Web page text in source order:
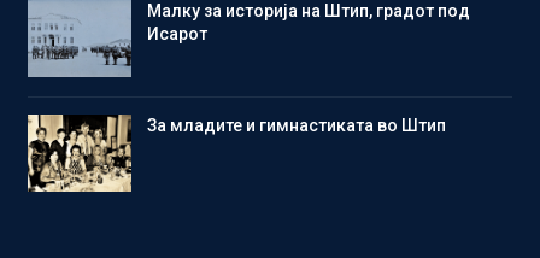
Малку за историја на Штип, градот под
Исарот
Зa младите и гимнастиката во Штип